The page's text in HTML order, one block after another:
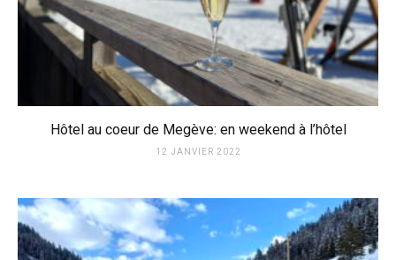
Hôtel au coeur de Megève: en weekend à l’hôtel
12 JANVIER 2022